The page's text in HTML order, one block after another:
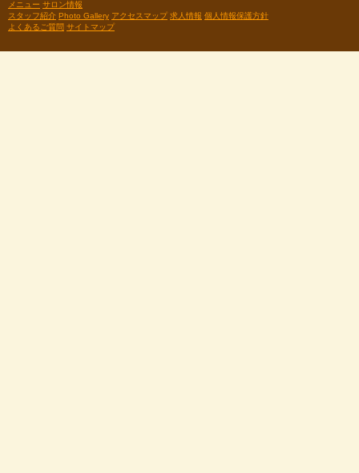
メニュー サロン情報
スタッフ紹介 Photo Gallery アクセスマップ 求人情報 個人情報保護方針
よくあるご質問 サイトマップ